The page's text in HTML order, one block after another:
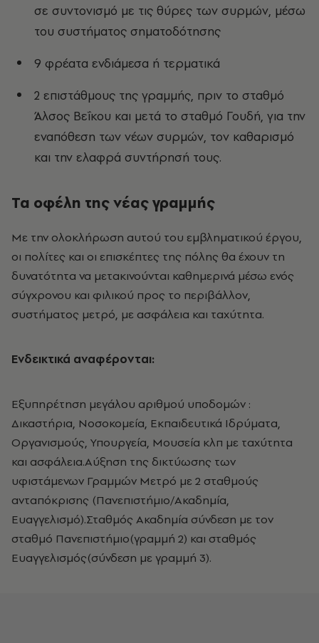
σε συντονισμό με τις θύρες των συρμών, μέσω
του συστήματος σηματοδότησης
9 φρέατα ενδιάμεσα ή τερματικά
2 επιστάθμους της γραμμής, πριν το σταθμό
Άλσος Βεΐκου και μετά το σταθμό Γουδή, για την
εναπόθεση των νέων συρμών, τον καθαρισμό
και την ελαφρά συντήρησή τους.
Τα οφέλη της νέας γραμμής
Με την ολοκλήρωση αυτού του εμβληματικού έργου,
οι πολίτες και οι επισκέπτες της πόλης θα έχουν τη
δυνατότητα να μετακινούνται καθημερινά μέσω ενός
σύγχρονου και φιλικού προς το περιβάλλον,
συστήματος μετρό, με ασφάλεια και ταχύτητα.
Ενδεικτικά αναφέρονται:
Εξυπηρέτηση μεγάλου αριθμού υποδομών :
Δικαστήρια, Νοσοκομεία, Εκπαιδευτικά Ιδρύματα,
Οργανισμούς, Υπουργεία, Μουσεία κλπ με ταχύτητα
και ασφάλεια.Αύξηση της δικτύωσης των
υφιστάμενων Γραμμών Μετρό με 2 σταθμούς
ανταπόκρισης (Πανεπιστήμιο/Ακαδημία,
Ευαγγελισμό).Σταθμός Ακαδημία σύνδεση με τον
σταθμό Πανεπιστήμιο(γραμμή 2) και σταθμός
Ευαγγελισμός(σύνδεση με γραμμή 3).